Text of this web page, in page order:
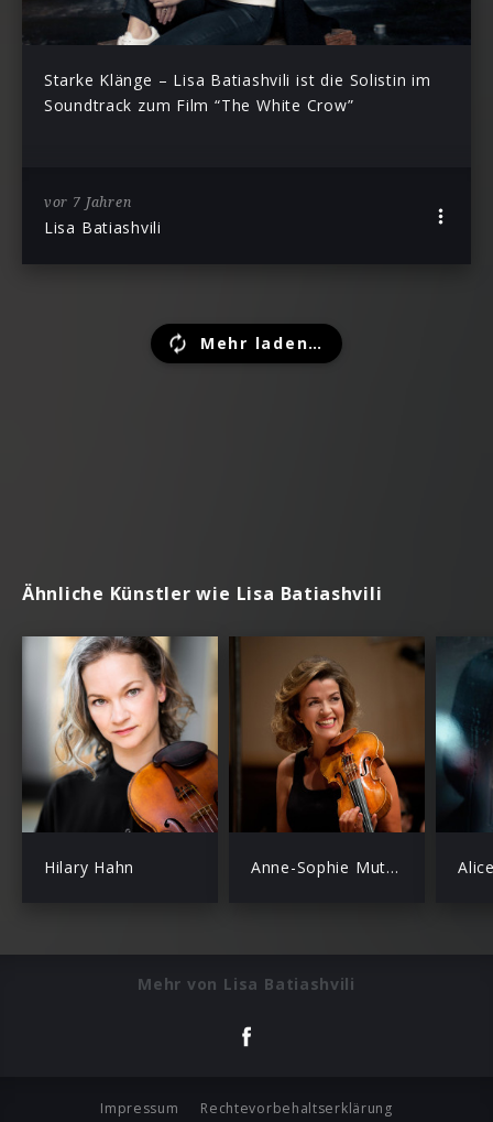
Starke Klänge – Lisa Batiashvili ist die Solistin im
Soundtrack zum Film “The White Crow”
vor 7 Jahren
Lisa Batiashvili
Mehr laden…
Ähnliche Künstler wie Lisa Batiashvili
Hilary Hahn Anne-Sophie Mutter
Mehr von Lisa Batiashvili
Impressum Rechtevorbehaltserklärung